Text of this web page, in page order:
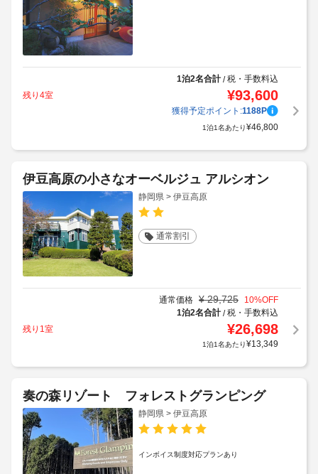
1泊2名合計/税・手数料込
残り4室
¥93,600
獲得予定ポイント:1188P
1泊1名あたり¥46,800
伊豆高原の小さなオーベルジュ アルシオン
静岡県 > 伊豆高原
通常割引
通常価格 ¥ 29,725 10%OFF
1泊2名合計/税・手数料込
残り1室
¥26,698
1泊1名あたり¥13,349
奏の森リゾート フォレストグランピング
静岡県 > 伊豆高原
インボイス制度対応プランあり